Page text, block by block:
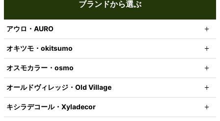
ブランドから選ぶ
アウロ・AURO
オキツモ・okitsumo
オスモカラー・osmo
オールドヴィレッジ・Old Village
キシラデコール・Xyladecor